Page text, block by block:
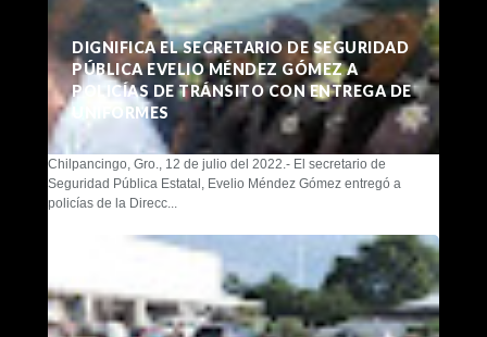
DIGNIFICA EL SECRETARIO DE SEGURIDAD
PÚBLICA EVELIO MÉNDEZ GÓMEZ A
POLICÍAS DE TRÁNSITO CON ENTREGA DE
UNIFORMES
Chilpancingo, Gro., 12 de julio del 2022.- El secretario de
Seguridad Pública Estatal, Evelio Méndez Gómez entregó a
policías de la Direcc...